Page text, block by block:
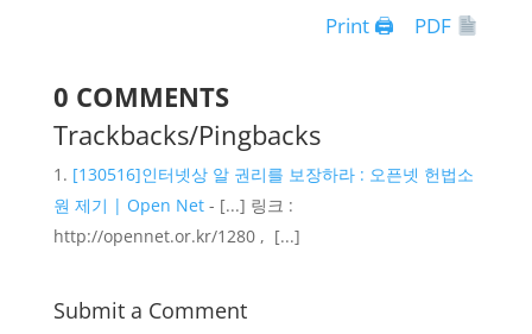
Print 🖨 PDF
0 COMMENTS
Trackbacks/Pingbacks
[130516]인터넷상 알 권리를 보장하라 : 오픈넷 헌법소
원 제기 | Open Net- [...] 링크 :
http://opennet.or.kr/1280 , [...]
Submit a Comment